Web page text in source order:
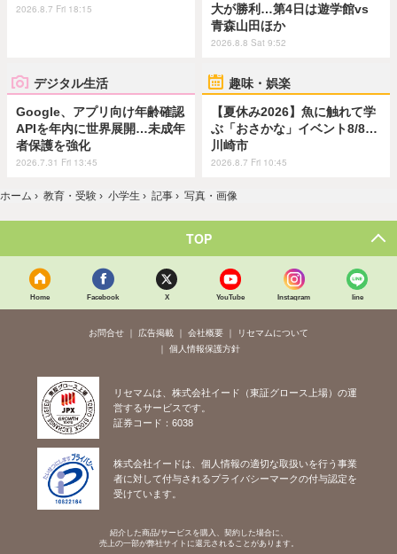
2026.8.7 Fri 18:15
大が勝利…第4日は遊学館vs
青森山田ほか
2026.8.8 Sat 9:52
デジタル生活
Google、アプリ向け年齢確認
APIを年内に世界展開…未成年
者保護を強化
2026.7.31 Fri 13:45
趣味・娯楽
【夏休み2026】魚に触れて学
ぶ「おさかな」イベント8/8…
川崎市
2026.8.7 Fri 10:45
ホーム › 教育・受験 › 小学生 › 記事 › 写真・画像
TOP
Home Facebook X YouTube Instagram line
お問合せ 広告掲載 会社概要
リセマムについて
個人情報保護方針
リセマムは、株式会社イード（東証グロース上場）の運
営するサービスです。
証券コード：6038
株式会社イードは、個人情報の適切な取扱いを行う事業
者に対して付与されるプライバシーマークの付与認定を
受けています。
紹介した商品/サービスを購入、契約した場合に、
売上の一部が弊社サイトに還元されることがあります。